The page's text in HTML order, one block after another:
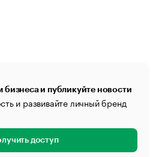
бизнеса и публикуйте новости
и развивайте личный бренд
доступ